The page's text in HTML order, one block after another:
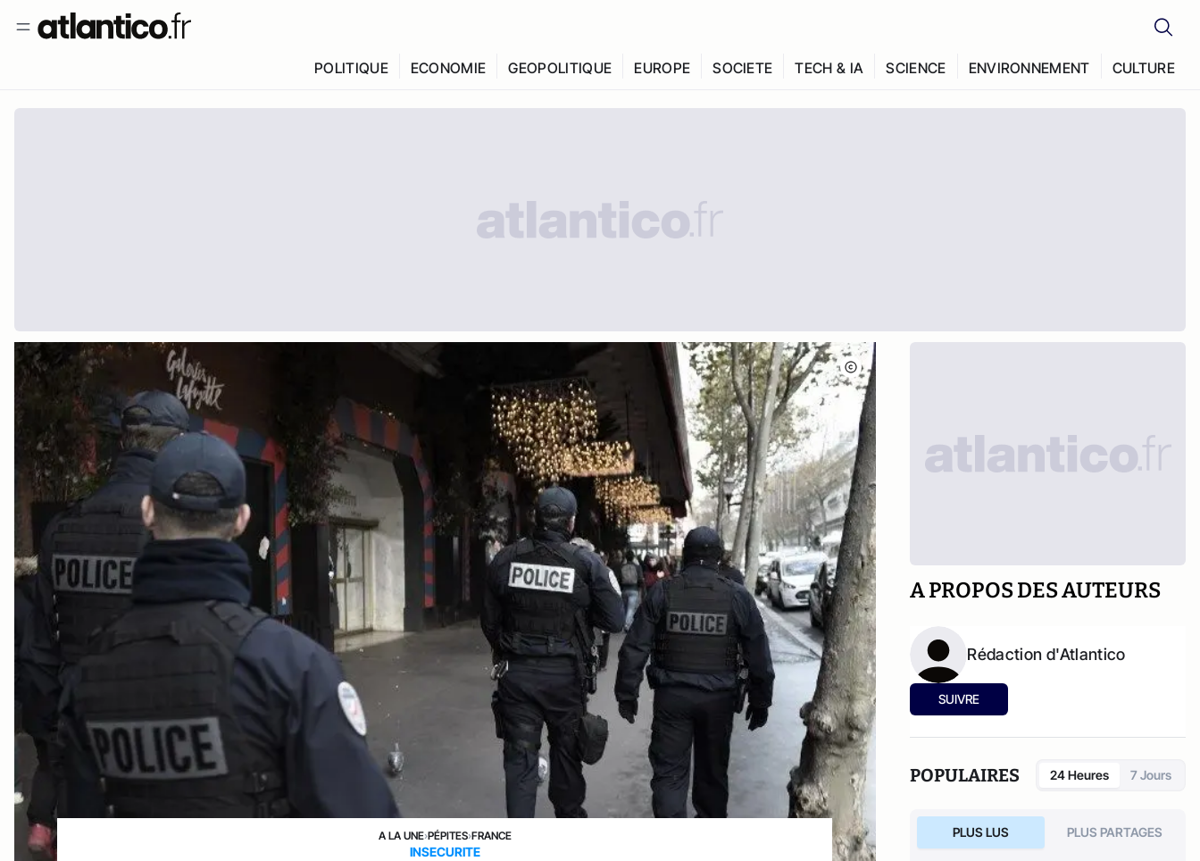
POLITIQUE ECONOMIE GEOPOLITIQUE EUROPE SOCIETE TECH & IA SCIENCE ENVIRONNEMENT CULTURE
A LA UNE›PÉPITES›FRANCE
INSECURITE
A PROPOS DES AUTEURS
Rédaction d'Atlantico
SUIVRE
POPULAIRES 24 Heures 7 Jours
PLUS LUS PLUS PARTAGES